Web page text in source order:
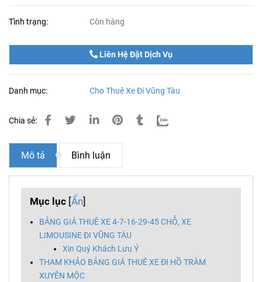
Tình trạng: Còn hàng
Liên Hệ Đặt Dịch Vụ
Danh mục: Cho Thuê Xe Đi Vũng Tàu
Chia sẻ:
Mô tả Bình luận
Mục lục [Ẩn]
BẢNG GIÁ THUÊ XE 4-7-16-29-45 CHỖ, XE
LIMOUSINE ĐI VŨNG TÀU
Xin Quý Khách Lưu Ý
THAM KHẢO BẢNG GIÁ THUÊ XE ĐI HỒ TRÀM
XUYÊN MỘC